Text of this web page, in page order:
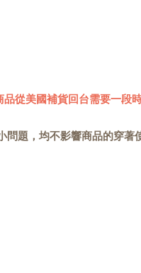
從美國補貨回台需要一段
題，均不影響商品的穿著